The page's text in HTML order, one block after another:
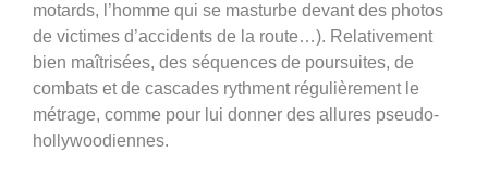
motards, l’homme qui se masturbe devant des photos
de victimes d’accidents de la route…). Relativement
bien maîtrisées, des séquences de poursuites, de
combats et de cascades rythment régulièrement le
métrage, comme pour lui donner des allures pseudo-
hollywoodiennes.